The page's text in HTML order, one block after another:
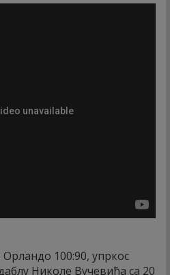
100:90, упркос
Николе Вучевића са 20